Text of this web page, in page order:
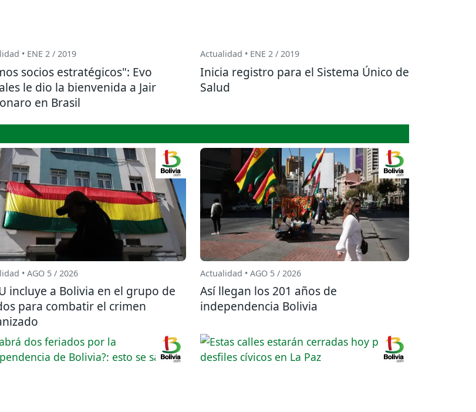
• ENE 2 / 2019
socios estratégicos": Evo
le dio la bienvenida a Jair
en Brasil
Actualidad • ENE 2 / 2019
Inicia registro para el Sistema Único de
Salud
• AGO 5 / 2026
incluye a Bolivia en el grupo de
para combatir el crimen
Actualidad • AGO 5 / 2026
Así llegan los 201 años de
independencia Bolivia